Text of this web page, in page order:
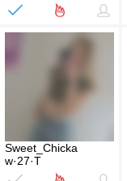
Sweet_Chicka
w·27·T